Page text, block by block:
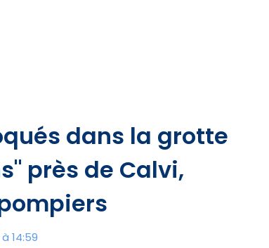
dans la grotte
près de Calvi,
14:59